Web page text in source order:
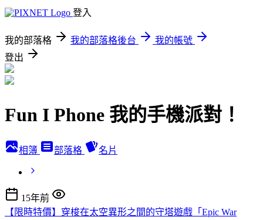
登入
我的部落格 我的部落格後台
我的帳號
登出
Fun I Phone 我的手機派對！
相簿 部落格 名片
15年前
【限時特價】穿梭在太空異形之間的守塔遊戲「Epic War